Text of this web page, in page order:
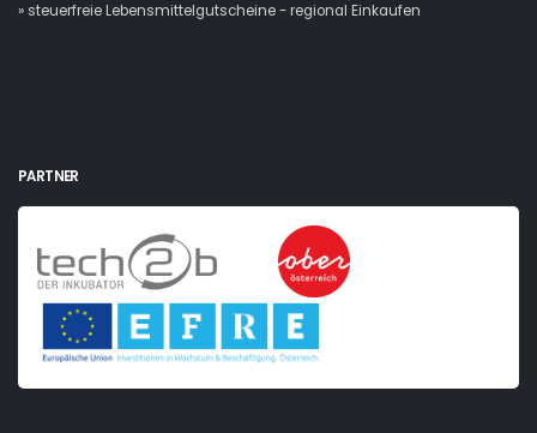
» steuerfreie Lebensmittelgutscheine - regional Einkaufen
PARTNER